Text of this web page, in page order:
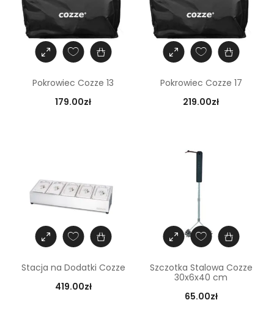
Pokrowiec Cozze 13
179.00zł
Pokrowiec Cozze 17
219.00zł
Stacja na Dodatki Cozze
419.00zł
Szczotka Stalowa Cozze
30x6x40 cm
65.00zł